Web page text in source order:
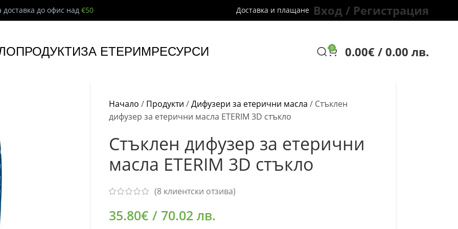
доставка до офис над€50 Доставка и плащане Вход / Регистрация
ПРОДУКТИЗА ЕТЕРИМРЕСУРСИ 0 0.00€/ 0.00 лв.
Начало / Продукти /Дифузери за етерични масла / Стъклен
дифузер за етерични масла ETERIM 3D стъкло
Стъклен дифузер за етерични
масла ETERIM 3D стъкло
(8клиентски отзива)
35.80€ / 70.02 лв.